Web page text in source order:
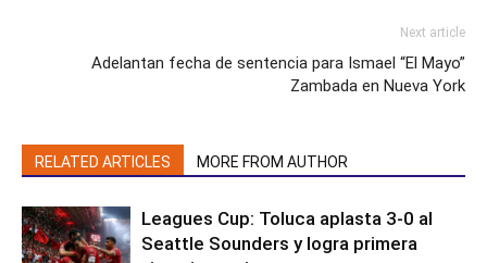
Next article
Adelantan fecha de sentencia para Ismael “El Mayo”
Zambada en Nueva York
RELATED ARTICLES MORE FROM AUTHOR
Leagues Cup: Toluca aplasta 3-0 al
Seattle Sounders y logra primera